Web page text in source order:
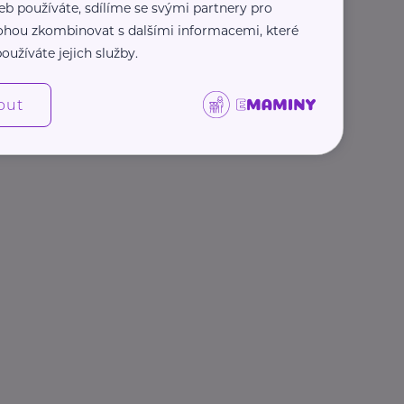
používáte, sdílíme se svými partnery pro
zkombinovat s dalšími informacemi, které
jejich služby.